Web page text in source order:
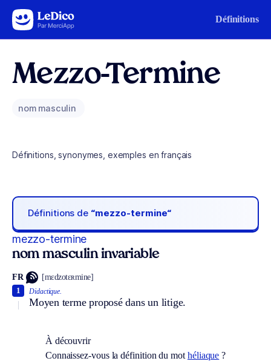
Aller au contenu Définitions
Mezzo-Termine
nom masculin
Définitions, synonymes, exemples en français
Définitions de “mezzo-termine“
mezzo-termine
nom masculin invariable
FR [mɛdzotɛʀmine]
Didactique.
Moyen terme proposé dans un litige.
1
À découvrir
Connaissez-vous la définition du mot héliaque ?